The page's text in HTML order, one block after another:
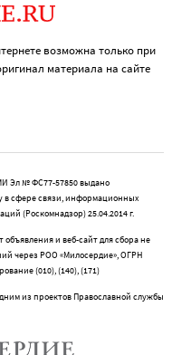
возможна только при
материала на сайте
Эл № ФС77-57850 выдано
в сфере связи, информационных
(Роскомнадзор) 25.04.2014 г.
и веб-сайт для сбора не
через РОО «Милосердие», ОГРН
(010), (140), (171)
из проектов Православной службы